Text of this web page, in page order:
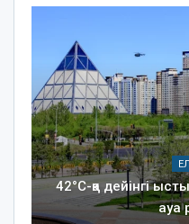
42°C-қа дейінгі
ауа